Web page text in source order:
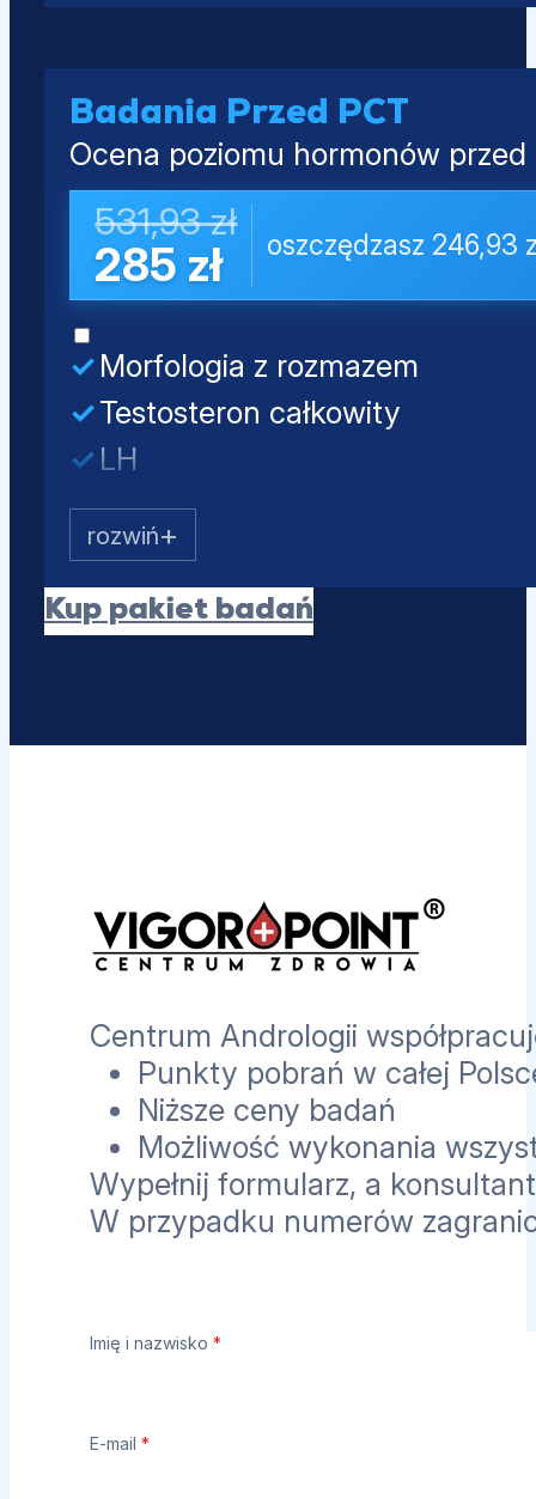
Estradiol (E2)
Prolaktyna
PSA całkowity
Badania Przed PCT
Ocena poziomu hormonów
531,93 zł
285 zł oszczędzasz 246,93
Morfologia z rozmazem
Testosteron całkowity
LH
FSH
SHBG
Albumina
Estradiol (E2)
PSA całkowity
Kup pakiet badań
Centrum Andrologii
Punkty pobrań w całej
Niższe ceny badań
Możliwość wykonania
Wypełnij formularz, a
W przypadku numerów
Imię i nazwisko*
E-mail*